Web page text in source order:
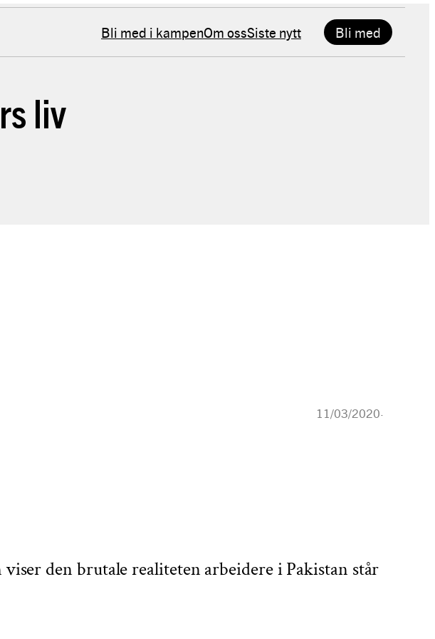
Bli med i kampenOm ossSiste nytt Bli med
liv
11/03/2020·
den brutale realiteten arbeidere i Pakistan står